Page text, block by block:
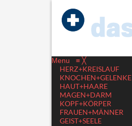
Menu ≡ ╳
HERZ+KREISLAUF
KNOCHEN+GELENKE
HAUT+HAARE
MAGEN+DARM
KOPF+KÖRPER
FRAUEN+MÄNNER
GEIST+SEELE